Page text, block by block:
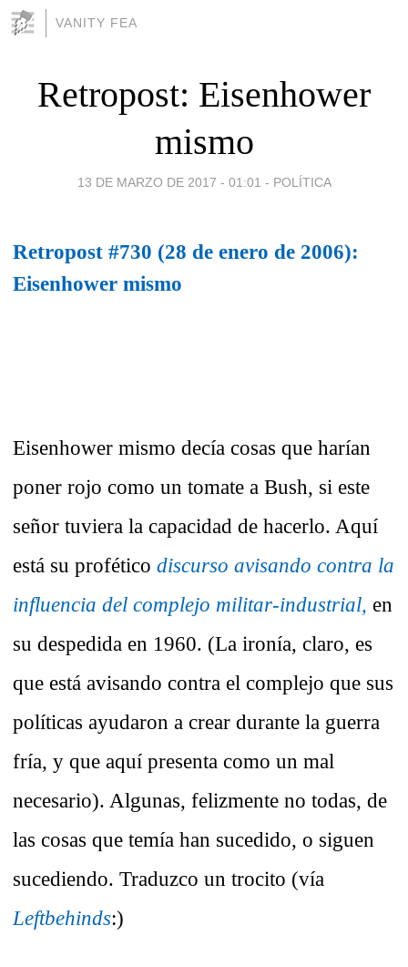
VANITY FEA
Retropost: Eisenhower
mismo
13 DE MARZO DE 2017 - 01:01 - POLÍTICA
Retropost #730 (28 de enero de 2006):
Eisenhower mismo
Eisenhower mismo decía cosas que harían
poner rojo como un tomate a Bush, si este
señor tuviera la capacidad de hacerlo. Aquí
está su profético discurso avisando contra la
influencia del complejo militar-industrial, en
su despedida en 1960. (La ironía, claro, es
que está avisando contra el complejo que sus
políticas ayudaron a crear durante la guerra
fría, y que aquí presenta como un mal
necesario). Algunas, felizmente no todas, de
las cosas que temía han sucedido, o siguen
sucediendo. Traduzco un trocito (vía
Leftbehinds:)